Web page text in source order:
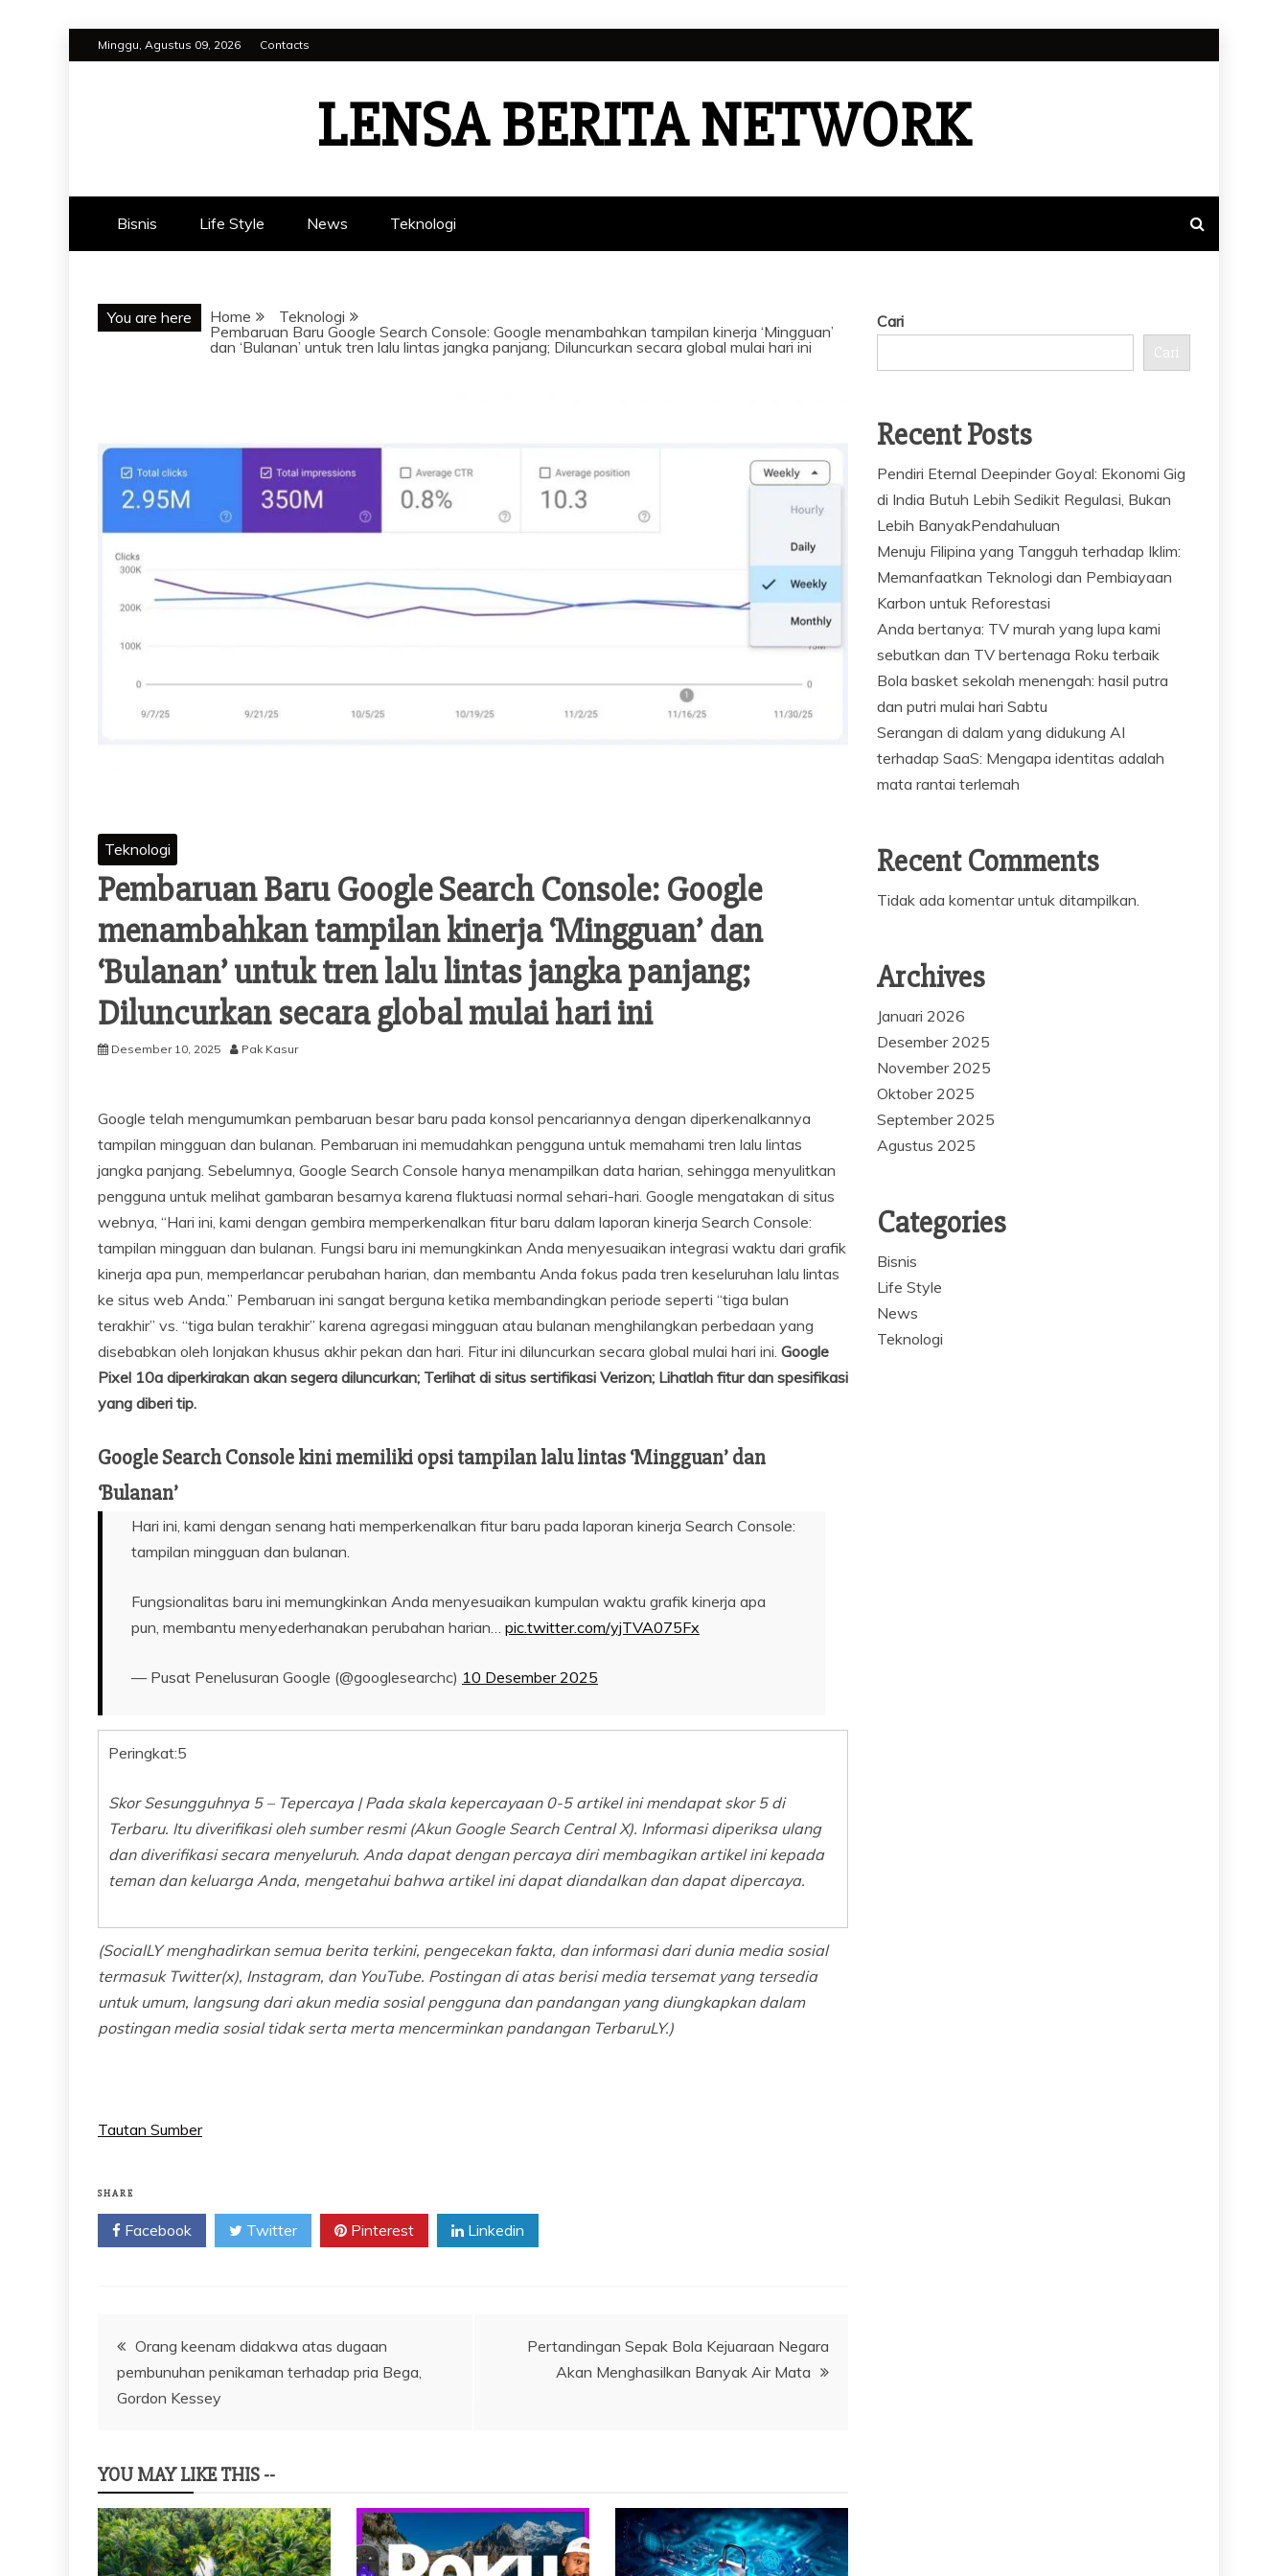
to
Minggu, Agustus 09, 2026 Contacts
LENSA BERITA NETWORK
Bisnis Life Style News Teknologi
You are here Home
Teknologi
Pembaruan Baru Google Search Console: Google menambahkan tampilan kinerja ‘Mingguan’
dan ‘Bulanan’ untuk tren lalu lintas jangka panjang; Diluncurkan secara global mulai hari ini
Teknologi
Pembaruan Baru Google Search Console: Google
menambahkan tampilan kinerja ‘Mingguan’ dan
‘Bulanan’ untuk tren lalu lintas jangka panjang;
Diluncurkan secara global mulai hari ini
Desember 10, 2025 Pak Kasur
Google telah mengumumkan pembaruan besar baru pada konsol pencariannya dengan diperkenalkannya
tampilan mingguan dan bulanan. Pembaruan ini memudahkan pengguna untuk memahami tren lalu lintas
jangka panjang. Sebelumnya, Google Search Console hanya menampilkan data harian, sehingga menyulitkan
pengguna untuk melihat gambaran besarnya karena fluktuasi normal sehari-hari. Google mengatakan di situs
webnya, “Hari ini, kami dengan gembira memperkenalkan fitur baru dalam laporan kinerja Search Console:
tampilan mingguan dan bulanan. Fungsi baru ini memungkinkan Anda menyesuaikan integrasi waktu dari grafik
kinerja apa pun, memperlancar perubahan harian, dan membantu Anda fokus pada tren keseluruhan lalu lintas
ke situs web Anda.” Pembaruan ini sangat berguna ketika membandingkan periode seperti “tiga bulan
terakhir” vs. “tiga bulan terakhir” karena agregasi mingguan atau bulanan menghilangkan perbedaan yang
disebabkan oleh lonjakan khusus akhir pekan dan hari. Fitur ini diluncurkan secara global mulai hari ini. Google
Pixel 10a diperkirakan akan segera diluncurkan; Terlihat di situs sertifikasi Verizon; Lihatlah fitur dan spesifikasi
yang diberi tip.
Google Search Console kini memiliki opsi tampilan lalu lintas ‘Mingguan’ dan
‘Bulanan’
Hari ini, kami dengan senang hati memperkenalkan fitur baru pada laporan kinerja Search Console:
tampilan mingguan dan bulanan.
Fungsionalitas baru ini memungkinkan Anda menyesuaikan kumpulan waktu grafik kinerja apa
pun, membantu menyederhanakan perubahan harian… pic.twitter.com/yjTVA075Fx
— Pusat Penelusuran Google (@googlesearchc) 10 Desember 2025
Peringkat:5
Skor Sesungguhnya 5 – Tepercaya | Pada skala kepercayaan 0-5 artikel ini mendapat skor 5 di
Terbaru. Itu diverifikasi oleh sumber resmi (Akun Google Search Central X). Informasi diperiksa ulang
dan diverifikasi secara menyeluruh. Anda dapat dengan percaya diri membagikan artikel ini kepada
teman dan keluarga Anda, mengetahui bahwa artikel ini dapat diandalkan dan dapat dipercaya.
(SocialLY menghadirkan semua berita terkini, pengecekan fakta, dan informasi dari dunia media sosial
termasuk Twitter(x), Instagram, dan YouTube. Postingan di atas berisi media tersemat yang tersedia
untuk umum, langsung dari akun media sosial pengguna dan pandangan yang diungkapkan dalam
postingan media sosial tidak serta merta mencerminkan pandangan TerbaruLY.)
Tautan Sumber
SHARE
Facebook Twitter Pinterest Linkedin
Navigasi
pos
Orang keenam didakwa atas dugaan
pembunuhan penikaman terhadap pria Bega,
Gordon Kessey
Pertandingan Sepak Bola Kejuaraan Negara
Akan Menghasilkan Banyak Air Mata
YOU MAY LIKE THIS --
Cari
Cari
Recent Posts
Pendiri Eternal Deepinder Goyal: Ekonomi Gig
di India Butuh Lebih Sedikit Regulasi, Bukan
Lebih BanyakPendahuluan
Menuju Filipina yang Tangguh terhadap Iklim:
Memanfaatkan Teknologi dan Pembiayaan
Karbon untuk Reforestasi
Anda bertanya: TV murah yang lupa kami
sebutkan dan TV bertenaga Roku terbaik
Bola basket sekolah menengah: hasil putra
dan putri mulai hari Sabtu
Serangan di dalam yang didukung AI
terhadap SaaS: Mengapa identitas adalah
mata rantai terlemah
Recent Comments
Tidak ada komentar untuk ditampilkan.
Archives
Januari 2026
Desember 2025
November 2025
Oktober 2025
September 2025
Agustus 2025
Categories
Bisnis
Life Style
News
Teknologi